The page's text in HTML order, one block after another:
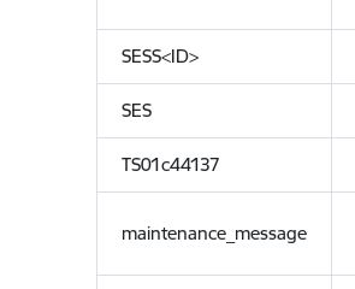
SESS<ID>
SES
TS01c44137
maintenance_message